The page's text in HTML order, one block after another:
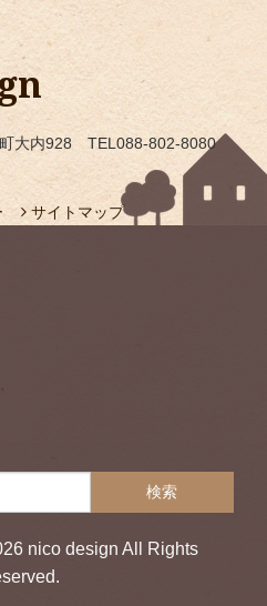
町大内928 TEL088-802-8080
サイトマップ
nico design All Rights